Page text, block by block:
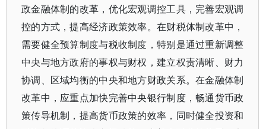
政金融体制的改革，优化宏观调控工具，完善宏观调
控的方式，提高经济政策效率。在财税体制改革中，
需要健全预算制度与税收制度，特别是通过重新调整
中央与地方政府的事权与财权，建立权责清晰、财力
协调、区域均衡的中央和地方财政关系。在金融体制
改革中，应重点加快完善中央银行制度，畅通货币政
策传导机制，提高货币政策的效率，同时健全投资和